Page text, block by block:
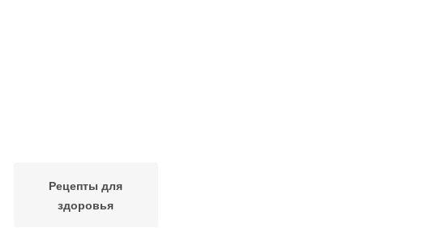
Рецепты для
здоровья